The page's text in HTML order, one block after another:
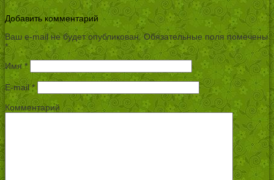
Добавить комментарий
Ваш e-mail не будет опубликован.Обязательные поля помечены
*
Имя *
E-mail*
Комментарий